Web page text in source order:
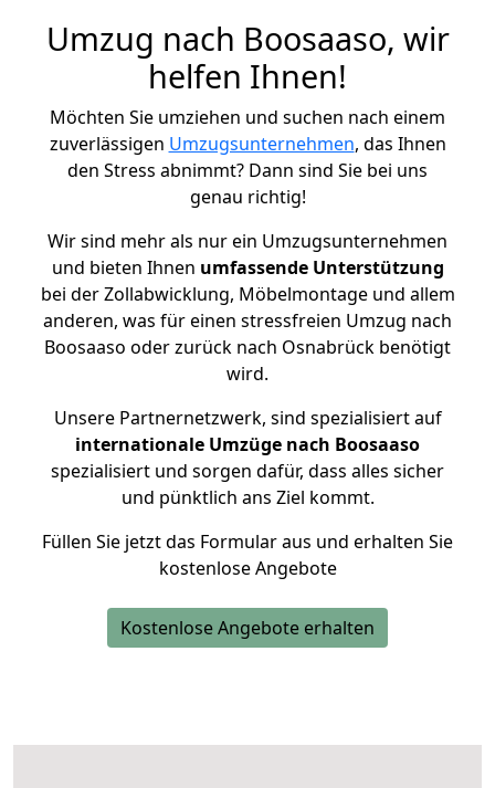
Umzug nach Boosaaso, wir
helfen Ihnen!
Möchten Sie umziehen und suchen nach einem
zuverlässigen Umzugsunternehmen, das Ihnen
den Stress abnimmt? Dann sind Sie bei uns
genau richtig!
Wir sind mehr als nur ein Umzugsunternehmen
und bieten Ihnen umfassende Unterstützung
bei der Zollabwicklung, Möbelmontage und allem
anderen, was für einen stressfreien Umzug nach
Boosaaso oder zurück nach Osnabrück benötigt
wird.
Unsere Partnernetzwerk, sind spezialisiert auf
internationale Umzüge nach Boosaaso
spezialisiert und sorgen dafür, dass alles sicher
und pünktlich ans Ziel kommt.
Füllen Sie jetzt das Formular aus und erhalten Sie
kostenlose Angebote
Kostenlose Angebote erhalten